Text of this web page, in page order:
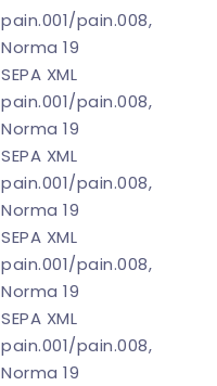
pain.001/pain.008,
Norma 19
SEPA XML
pain.001/pain.008,
Norma 19
SEPA XML
pain.001/pain.008,
Norma 19
SEPA XML
pain.001/pain.008,
Norma 19
SEPA XML
pain.001/pain.008,
Norma 19